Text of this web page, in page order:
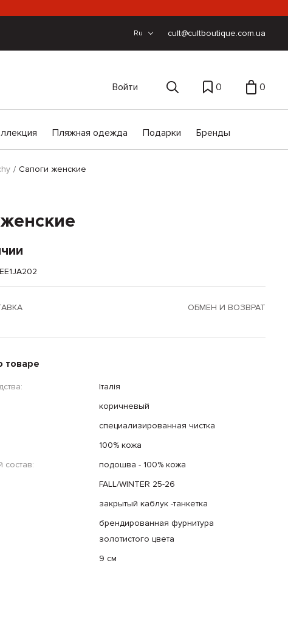
Ru cult@cultboutique.com.ua
Пляжная одежда Подарки Бренды
Войти 0 0
Сапоги женские
ОБМЕН И ВОЗВРАТ
товаре
Італія
коричневый
специализированная чистка
100% кожа
состав:
подошва - 100% кожа
FALL/WINTER 25-26
закрытый каблук -танкетка
брендированная фурнитура
золотистого цвета
9 см